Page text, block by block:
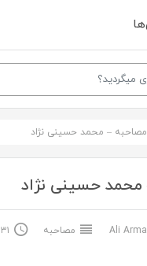
مصاحبه – محمد حسینی نژاد
حسینی نژاد
مصاحبه ۳۱ فروردین ۱۳۹۵